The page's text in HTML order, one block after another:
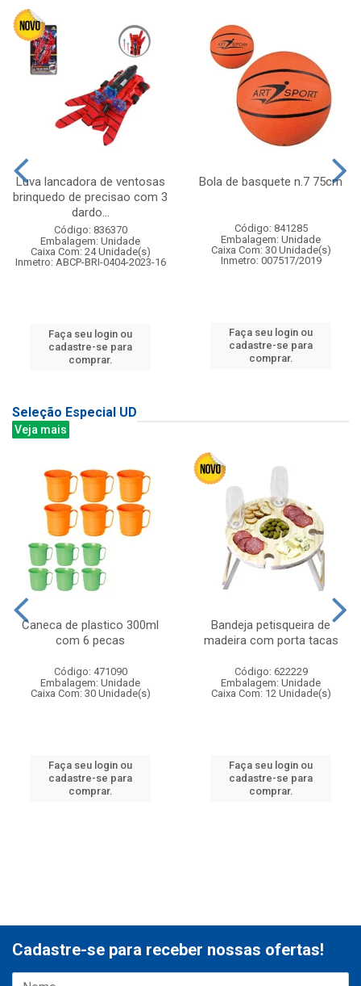
Luva lancadora de ventosas
brinquedo de precisao com 3
dardo...
Código: 836370
Embalagem: Unidade
Caixa Com: 24 Unidade(s)
Inmetro: ABCP-BRI-0404-2023-16
Faça seu login ou
cadastre-se para
comprar.
Bola de basquete n.7 75cm
Código: 841285
Embalagem: Unidade
Caixa Com: 30 Unidade(s)
Inmetro: 007517/2019
Faça seu login ou
cadastre-se para
comprar.
Seleção Especial UD
Veja mais
Caneca de plastico 300ml
com 6 pecas
Código: 471090
Embalagem: Unidade
Caixa Com: 30 Unidade(s)
Faça seu login ou
cadastre-se para
comprar.
Bandeja petisqueira de
madeira com porta tacas
Código: 622229
Embalagem: Unidade
Caixa Com: 12 Unidade(s)
Faça seu login ou
cadastre-se para
comprar.
Cadastre-se para receber nossas ofertas!